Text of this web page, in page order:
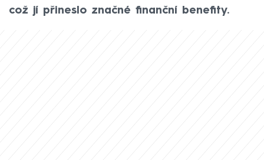
což jí přineslo značné finanční benefity.